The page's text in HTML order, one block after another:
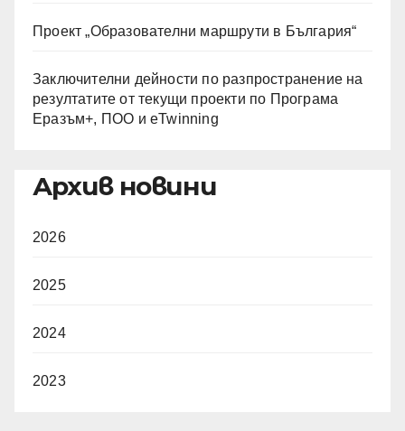
Проект „Образователни маршрути в България“
Заключителни дейности по разпространение на
резултатите от текущи проекти по Програма
Еразъм+, ПОО и eTwinning
Архив новини
2026
2025
2024
2023